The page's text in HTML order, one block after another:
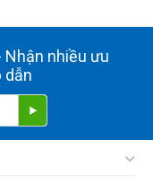
nhiều ưu
dẫn